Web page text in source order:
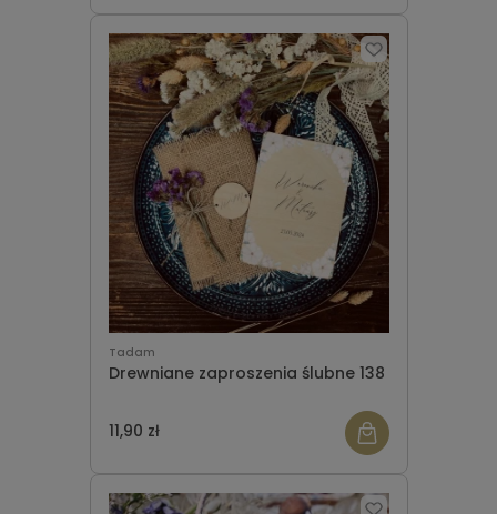
Tadam
Drewniane zaproszenia ślubne 138
11,90 zł